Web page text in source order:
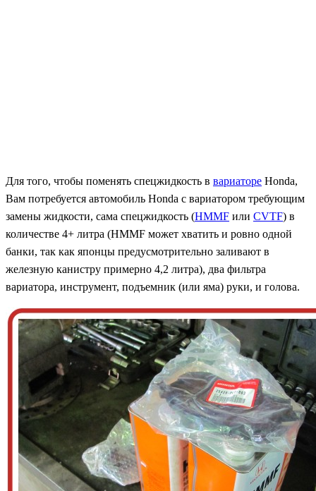
Для того, чтобы поменять спецжидкость в вариаторе Honda,
Вам потребуется автомобиль Honda с вариатором требующим
замены жидкости, сама спецжидкость (HMMF или CVTF) в
количестве 4+ литра (HMMF может хватить и ровно одной
банки, так как японцы предусмотрительно заливают в
железную канистру примерно 4,2 литра), два фильтра
вариатора, инструмент, подъемник (или яма) руки, и голова.